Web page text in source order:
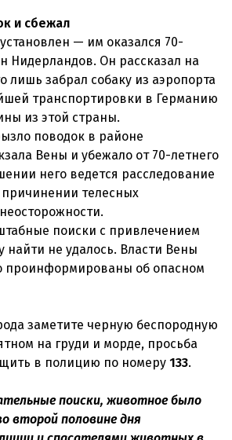
и сбежал
— им оказался 70-
Нидерландов. Он рассказал на
лишь забрал собаку из аэропорта
транспортировки в Германию
из этой страны.
поводок в районе
Вены и убежало от 70-летнего
него ведется расследование
телесных
поиски с привлечением
найти не удалось. Власти Вены
проинформированы об опасном
заметите черную беспородную
на груди и морде, просьба
в полицию по номеру 133.
поиски, животное было
второй половине дня